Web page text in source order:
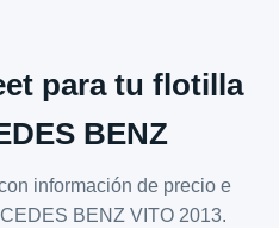
para tu flotilla
BENZ
información de precio e
BENZ VITO 2013.